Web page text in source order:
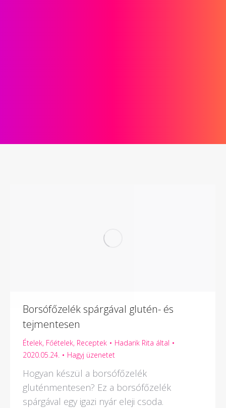
Borsófőzelék spárgával glutén- és
tejmentesen
Ételek, Főételek, Receptek Hadarik Rita által
2020.05.24.
Hagyj üzenetet
Hogyan készül a borsófőzelék
gluténmentesen? Ez a borsófőzelék
spárgával egy igazi nyár eleji csoda.